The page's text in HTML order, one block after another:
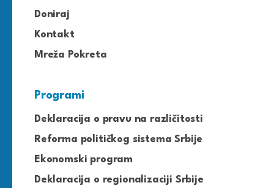
Doniraj
Kontakt
Mreža Pokreta
Programi
Deklaracija o pravu na različitosti
Reforma političkog sistema Srbije
Ekonomski program
Deklaracija o regionalizaciji Srbije